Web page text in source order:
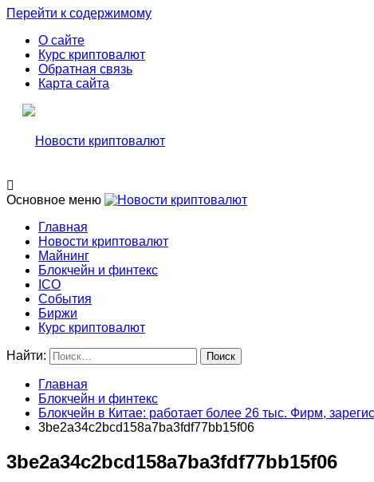
Перейти к содержимому
О сайте
Курс криптовалют
Обратная связь
Карта сайта
Новости криптовалют
Свежие новости криптовалюти, прогнозы, обзоры бирж
Основное меню
Новости криптовалют
Главная
Новости криптовалют
Майнинг
Блокчейн и финтекс
ICO
События
Биржи
Курс криптовалют
Найти:
Главная
Блокчейн и финтекс
Блокчейн в Китае: работает более 26 тыс. Фирм,
3be2a34c2bcd158a7ba3fdf77bb15f06
3be2a34c2bcd158a7ba3fdf77bb15f06